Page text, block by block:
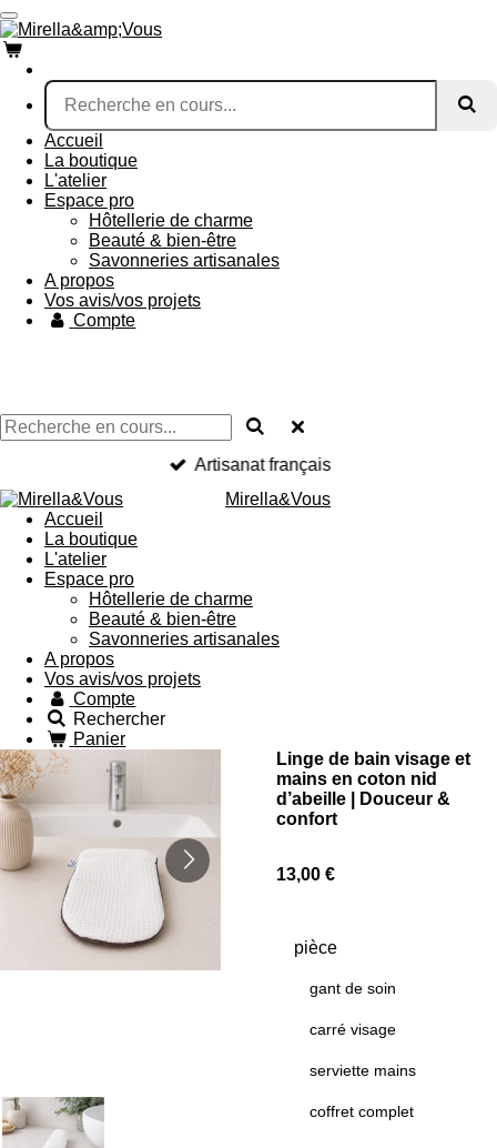
Passer
au
contenu
principal
Accueil
La boutique
L'atelier
Espace pro
Hôtellerie de charme
Beauté & bien-être
Savonneries artisanales
A propos
Vos avis/vos projets
Compte
Artisanat français
Mirella&Vous
Accueil
La boutique
L'atelier
Espace pro
Hôtellerie de charme
Beauté & bien-être
Savonneries artisanales
A propos
Vos avis/vos projets
Compte
Rechercher
Panier
Linge de bain visage et
mains en coton nid
d’abeille | Douceur &
confort
13,00 €
pièce
gant de soin
carré visage
serviette mains
coffret complet